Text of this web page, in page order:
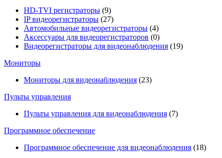
HD-TVI регистраторы (9)
IP видеорегистраторы (27)
Автомобильные видеорегистраторы (4)
Аксессуары для видеорегистраторов (0)
Видеорегистраторы для видеонаблюдения (19)
Мониторы
Мониторы для видеонаблюдения (23)
Пульты управления
Пульты управления для видеонаблюдения (7)
Программное обеспечение
Программное обеспечение для видеонаблюдения (18)